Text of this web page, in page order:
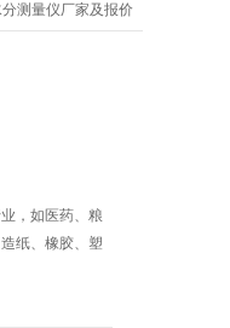
测量仪厂家及报价
，如医药、粮
纸、橡胶、塑